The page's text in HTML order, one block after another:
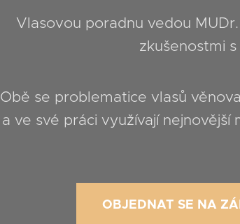
Vlasovou poradnu vedou
zkušenostmi
Obě se problematice vlasů
a ve své práci využívají
OBJEDNAT SE NA